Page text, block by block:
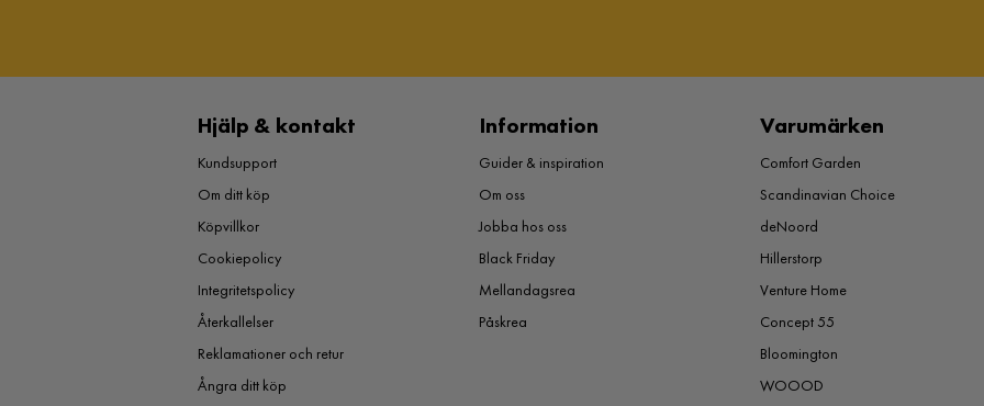
Hjälp & kontakt
Kundsupport
Om ditt köp
Köpvillkor
Cookiepolicy
Integritetspolicy
Återkallelser
Reklamationer och retur
Ångra ditt köp
Information
Guider & inspiration
Om oss
Jobba hos oss
Black Friday
Mellandagsrea
Påskrea
Varumärken
Comfort Garden
Scandinavian Choice
deNoord
Hillerstorp
Venture Home
Concept 55
Bloomington
WOOOD